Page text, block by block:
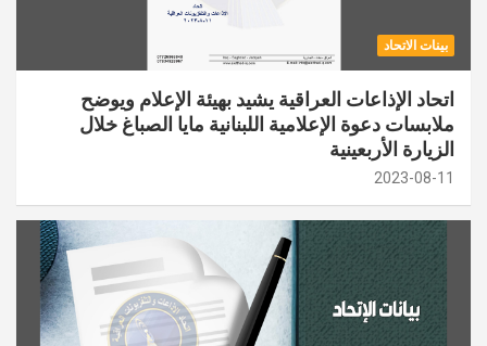
بينات الاتحاد
اتحاد الإذاعات العراقية يشيد بهيئة الإعلام ويوضح
ملابسات دعوة الإعلامية اللبنانية مايا الصباغ خلال
الزيارة الأربعينية
2023-08-11